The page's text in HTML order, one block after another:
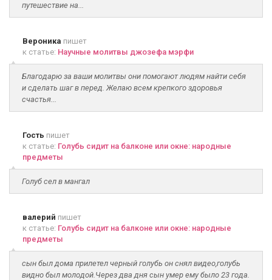
путешествие на...
Вероника пишет
к статье: Научные молитвы джозефа мэрфи
Благодарю за ваши молитвы они помогают людям найти себя
и сделать шаг в перед. Желаю всем крепкого здоровья
счастья...
Гость пишет
к статье: Голубь сидит на балконе или окне: народные
предметы
Голуб сел в мангал
валерий пишет
к статье: Голубь сидит на балконе или окне: народные
предметы
сын был дома прилетел черный голубь он снял видео,голубь
видно был молодой.Через два дня сын умер ему было 23 года.